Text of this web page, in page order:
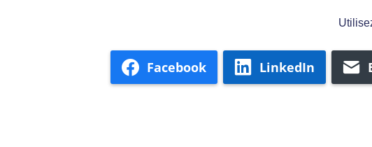
Facebook LinkedIn